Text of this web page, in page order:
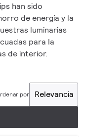
han sido
de energía y la
luminarias
para la
de interior.
por Relevancia